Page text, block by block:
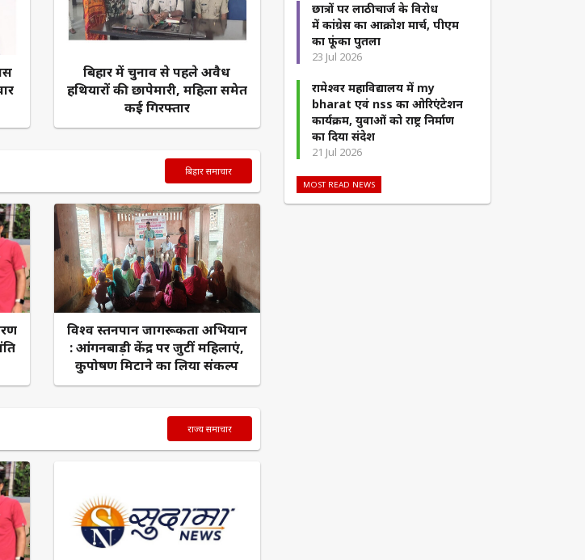
बिहार में चुनाव से पहले अवैध
हथियारों की छापेमारी, महिला समेत
कई गिरफ्तार
बिहार समाचार
​विश्व स्तनपान जागरूकता अभियान
: आंगनबाड़ी केंद्र पर जुटीं महिलाएं,
कुपोषण मिटाने का लिया संकल्प
राज्य समाचार
छात्रों पर लाठीचार्ज के विरोध
में कांग्रेस का आक्रोश मार्च, पीएम
का फूंका पुतला
23 Jul 2026
रामेश्वर महाविद्यालय में my
bharat एवं nss का ओरिएंटेशन
कार्यक्रम, युवाओं को राष्ट्र निर्माण
का दिया संदेश
21 Jul 2026
MOST READ NEWS